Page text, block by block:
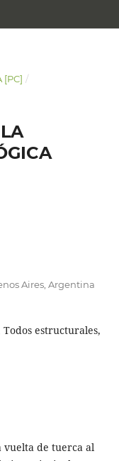
[PC] /
Aires, Argentina
estructurales,
vuelta de tuerca al